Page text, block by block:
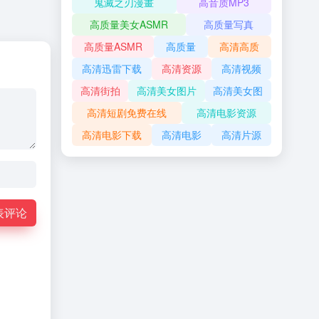
评论
高质量美女ASMR
高质量写真
高质量ASMR
高质量
高清高质
高清迅雷下载
高清资源
高清视频
高清街拍
高清美女图片
高清美女图
高清短剧免费在线
高清电影资源
高清电影下载
高清电影 高清片源